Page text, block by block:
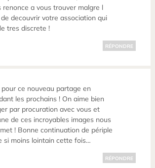
renonce a vous trouver malgre l
decouvrir votre association qui
tres discrete !
RÉPONDRE
pour ce nouveau partage en
les prochains ! On aime bien
par procuration avec vous et
de ces incroyables images nous
! Bonne continuation de périple
si moins lointain cette fois…
RÉPONDRE